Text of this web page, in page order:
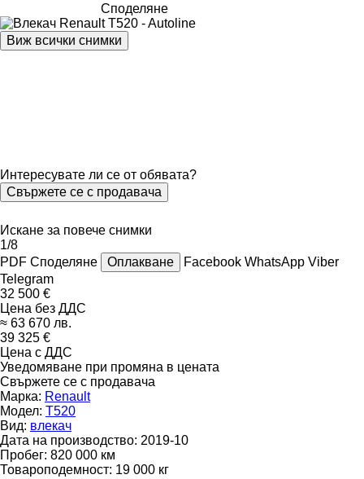
Споделяне
Виж всички снимки
Интересувате ли се от обявата?
Свържете се с продавача
Искане за повече снимки
1/8
PDF Споделяне Оплакване Facebook WhatsApp Viber
Telegram
32 500 €
Цена без ДДС
≈ 63 670 лв.
39 325 €
Цена с ДДС
Уведомяване при промяна в цената
Свържете се с продавача
Марка: Renault
Модел: T520
Вид: влекач
Дата на производство: 2019-10
Пробег: 820 000 км
Товароподемност: 19 000 кг